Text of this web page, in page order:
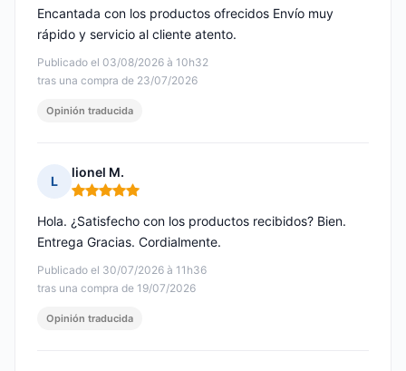
Publicado el 03/08/2026 à 10h32
tras una compra de 23/07/2026
Encantada con los productos ofrecidos Envío muy
rápido y servicio al cliente atento.
Opinión traducida
L
lionel M.
Nota: 5 de 5
Publicado el 30/07/2026 à 11h36
tras una compra de 19/07/2026
Hola. ¿Satisfecho con los productos recibidos? Bien.
Entrega Gracias. Cordialmente.
Opinión traducida